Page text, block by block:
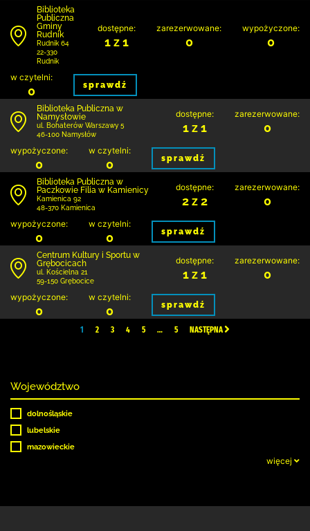
Biblioteka
Publiczna
Gminy
Rudnik
Rudnik 64
22-330
Rudnik
dostępne:
1 z 1
zarezerwowane:
0
wypożyczone:
0
w czytelni:
0 sprawdź
Biblioteka Publiczna w
Namysłowie
ul. Bohaterów Warszawy 5
46-100 Namysłów
dostępne:
1 z 1
zarezerwowane:
0
wypożyczone:
0
w czytelni:
0 sprawdź
Biblioteka Publiczna w
Paczkowie Filia w Kamienicy
Kamienica 92
48-370 Kamienica
dostępne:
2 z 2
zarezerwowane:
0
wypożyczone:
0
w czytelni:
0 sprawdź
Centrum Kultury i Sportu w
Grębocicach
ul. Kościelna 21
59-150 Grębocice
dostępne:
1 z 1
zarezerwowane:
0
wypożyczone:
0
w czytelni:
0 sprawdź
1 2 3 4 5 … 5 NASTĘPNA
Województwo
dolnośląskie
lubelskie
mazowieckie
więcej